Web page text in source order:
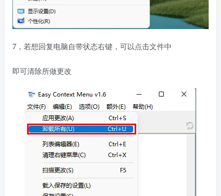
7，若想回复电脑自带状态右键，可以点击文件中
即可清除所做更改